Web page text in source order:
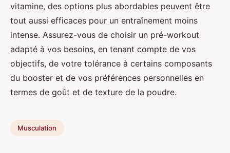
vitamine, des options plus abordables peuvent être
tout aussi efficaces pour un entraînement moins
intense. Assurez-vous de choisir un pré-workout
adapté à vos besoins, en tenant compte de vos
objectifs, de votre tolérance à certains composants
du booster et de vos préférences personnelles en
termes de goût et de texture de la poudre.
Musculation